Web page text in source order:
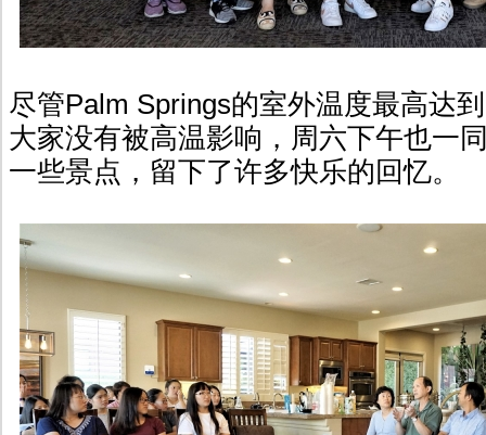
尽管Palm Springs的室外温度最高达
大家没有被高温影响，周六下午也一
一些景点，留下了许多快乐的回忆。